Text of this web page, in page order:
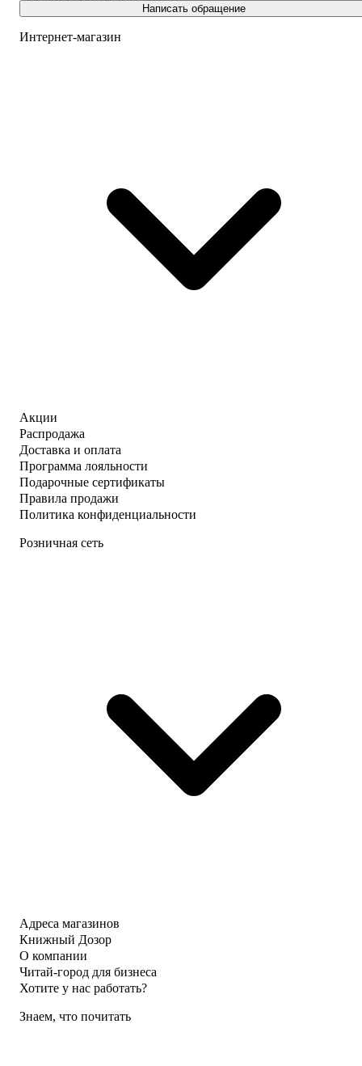
Написать обращение
Интернет-магазин
Акции
Распродажа
Доставка и оплата
Программа лояльности
Подарочные сертификаты
Правила продажи
Политика конфиденциальности
Розничная сеть
Адреса магазинов
Книжный Дозор
О компании
Читай-город для бизнеса
Хотите у нас работать?
Знаем, что почитать